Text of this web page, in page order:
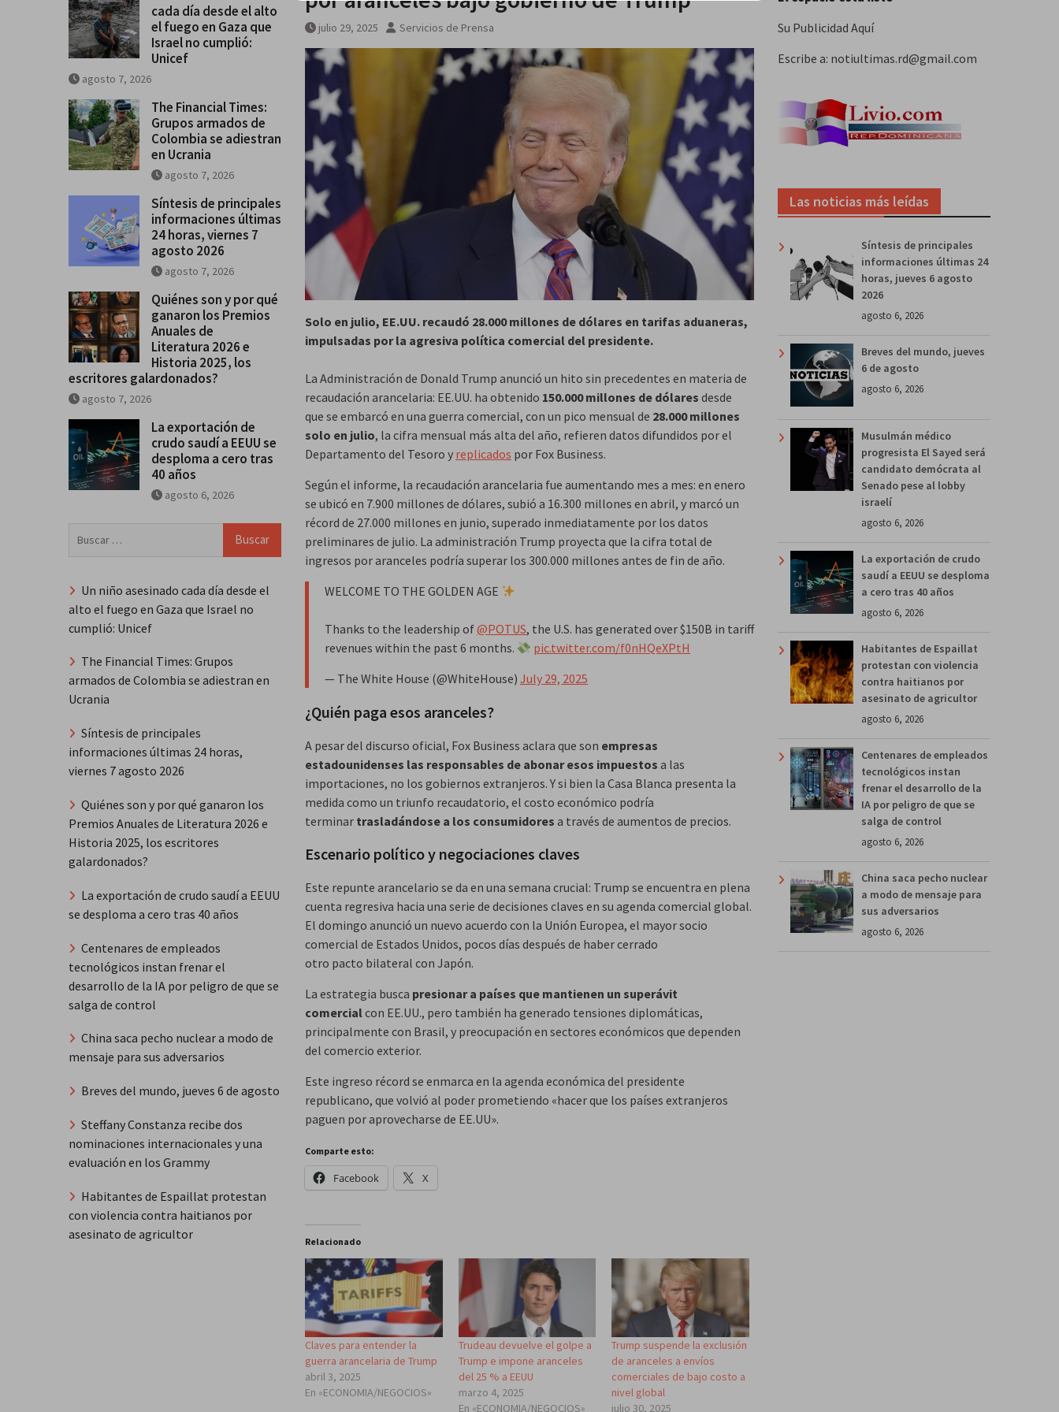
Un niño asesinado cada día desde el
alto el fuego en Gaza que Israel no
cumplió: Unicef
julio 29, 2025 Servicios de Prensa
Solo en julio, EE.UU. recaudó 28.000 millones de dólares en tarifas aduaneras,
impulsadas por la agresiva política comercial del presidente.
La Administración de Donald Trump anunció un hito sin precedentes en materia de
recaudación arancelaria: EE.UU. ha obtenido 150.000 millones de dólares desde
que se embarcó en una guerra comercial, con un pico mensual de 28.000 millones
solo en julio, la cifra mensual más alta del año, refieren datos difundidos por el
Departamento del Tesoro y replicados por Fox Business.
Según el informe, la recaudación arancelaria fue aumentando mes a mes: en enero
se ubicó en 7.900 millones de dólares, subió a 16.300 millones en abril, y marcó un
récord de 27.000 millones en junio, superado inmediatamente por los datos
preliminares de julio. La administración Trump proyecta que la cifra total de
ingresos por aranceles podría superar los 300.000 millones antes de fin de año.
WELCOME TO THE GOLDEN AGE
Thanks to the leadership of@POTUS, the U.S. has generated over $150B in tariff
revenues within the past 6 months.
pic.twitter.com/f0nHQeXPtH
— The White House (@WhiteHouse) July 29, 2025
¿Quién paga esos aranceles?
A pesar del discurso oficial, Fox Business aclara que son empresas
estadounidenses las responsables de abonar esos impuestos a las
importaciones, no los gobiernos extranjeros. Y si bien la Casa Blanca presenta la
medida como un triunfo recaudatorio, el costo económico podría
terminar trasladándose a los consumidores a través de aumentos de precios.
Escenario político y negociaciones claves
Este repunte arancelario se da en una semana crucial: Trump se encuentra en plena
cuenta regresiva hacia una serie de decisiones claves en su agenda comercial global.
El domingo anunció un nuevo acuerdo con la Unión Europea, el mayor socio
comercial de Estados Unidos, pocos días después de haber cerrado
otro pacto bilateral con Japón.
La estrategia busca presionar a países que mantienen un superávit
comercial con EE.UU., pero también ha generado tensiones diplomáticas,
principalmente con Brasil, y preocupación en sectores económicos que dependen
del comercio exterior.
Este ingreso récord se enmarca en la agenda económica del presidente
republicano, que volvió al poder prometiendo «hacer que los países extranjeros
paguen por aprovecharse de EE.UU».
Comparte esto:
Facebook X
Relacionado
Claves para entender la
guerra arancelaria de Trump
abril 3, 2025
En «ECONOMIA/NEGOCIOS»
Trudeau devuelve el golpe a
Trump e impone aranceles
del 25 % a EEUU
marzo 4, 2025
En «ECONOMIA/NEGOCIOS»
Trump suspende la exclusión
de aranceles a envíos
comerciales de bajo costo a
nivel global
julio 30, 2025
Su Publicidad Aquí
Escribe a: notiultimas.rd@gmail.com
Las noticias más leídas
Síntesis de principales
informaciones últimas 24
horas, jueves 6 agosto
2026
agosto 6, 2026
Breves del mundo, jueves
6 de agosto
agosto 6, 2026
Musulmán médico
progresista El Sayed será
candidato demócrata al
Senado pese al lobby
israelí
agosto 6, 2026
La exportación de crudo
saudí a EEUU se desploma
a cero tras 40 años
agosto 6, 2026
Habitantes de Espaillat
protestan con violencia
contra haitianos por
asesinato de agricultor
agosto 6, 2026
Centenares de empleados
tecnológicos instan
frenar el desarrollo de la
IA por peligro de que se
salga de control
agosto 6, 2026
China saca pecho nuclear
a modo de mensaje para
sus adversarios
agosto 6, 2026
cada día desde el alto
el fuego en Gaza que
Israel no cumplió:
Unicef
agosto 7, 2026
The Financial Times:
Grupos armados de
Colombia se adiestran
en Ucrania
agosto 7, 2026
Síntesis de principales
informaciones últimas
24 horas, viernes 7
agosto 2026
agosto 7, 2026
Quiénes son y por qué
ganaron los Premios
Anuales de
Literatura 2026 e
Historia 2025, los
escritores galardonados?
agosto 7, 2026
La exportación de
crudo saudí a EEUU se
desploma a cero tras
40 años
agosto 6, 2026
Un niño asesinado cada día desde el
alto el fuego en Gaza que Israel no
cumplió: Unicef
The Financial Times: Grupos
armados de Colombia se adiestran en
Ucrania
Síntesis de principales
informaciones últimas 24 horas,
viernes 7 agosto 2026
Quiénes son y por qué ganaron los
Premios Anuales de Literatura 2026 e
Historia 2025, los escritores
galardonados?
La exportación de crudo saudí a EEUU
se desploma a cero tras 40 años
Centenares de empleados
tecnológicos instan frenar el
desarrollo de la IA por peligro de que se
salga de control
China saca pecho nuclear a modo de
mensaje para sus adversarios
Breves del mundo, jueves 6 de agosto
Steffany Constanza recibe dos
nominaciones internacionales y una
evaluación en los Grammy
Habitantes de Espaillat protestan
con violencia contra haitianos por
asesinato de agricultor